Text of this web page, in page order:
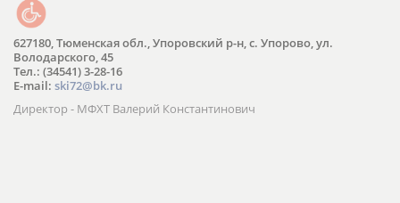
627180, Тюменская обл., Упоровский р-н, с. Упорово, ул.
Володарского, 45
Тел.: (34541) 3-28-16
E-mail: ski72@bk.ru
Директор - МФХТ Валерий Константинович